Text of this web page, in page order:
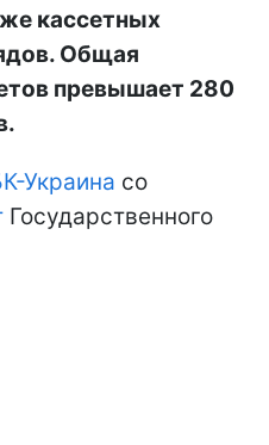
кассетных
Общая
превышает 280
Украина со
Государственного